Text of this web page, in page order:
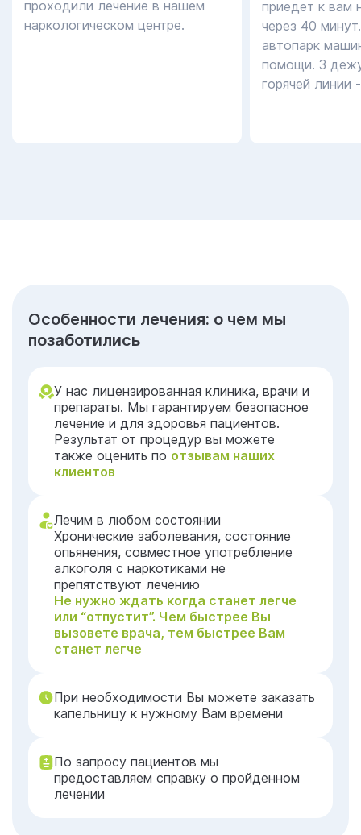
проходили лечение в нашем
наркологическом центре.
приедет к вам
через 40
автопарк
помощи. 3
горячей линии
Особенности лечения: о чем мы
позаботились
У нас лицензированная клиника, врачи и
препараты. Мы гарантируем безопасное
лечение и для здоровья пациентов.
Результат от процедур вы можете
также оценить по отзывам наших
клиентов
Лечим в любом состоянии
Хронические заболевания, состояние
опьянения, совместное употребление
алкоголя с наркотиками не
препятствуют лечению
Не нужно ждать когда станет легче
или “отпустит”. Чем быстрее Вы
вызовете врача, тем быстрее Вам
станет легче
При необходимости Вы можете заказать
капельницу к нужному Вам времени
По запросу пациентов мы
предоставляем справку о пройденном
лечении